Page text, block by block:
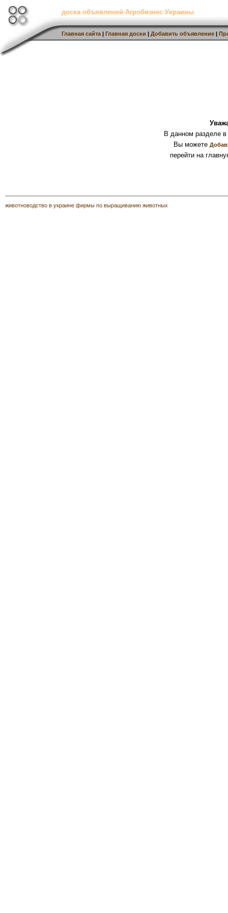
доска объявлений Агробизнес Украины
Главная сайта | Главная доски | Добавить объявление |
В данном разделе
Вы можете
перейти на
животноводство в украине фирмы по выращиванию животных